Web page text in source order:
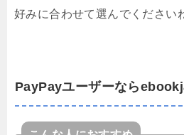
好みに合わせて選んでください
PayPayユーザーなら